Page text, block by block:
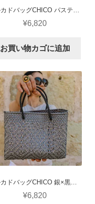
メルカドバッグCHICO パステルピンク×黒ハンドル（ロンボグランデ）
¥6,820
お買い物カゴに追加
メルカドバッグCHICO 銀×黒ハンドル（ロンボグランデ）
¥6,820